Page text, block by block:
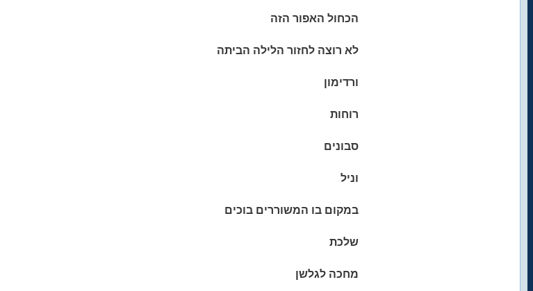
הכחול האפור הזה
לא רוצה לחזור הלילה הביתה
ורדימון
רוחות
סבונים
וניל
במקום בו המשוררים בוכים
שלכת
מחכה לגלשן